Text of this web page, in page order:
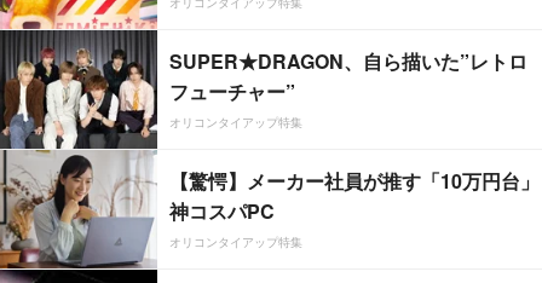
SUPER★DRAGON、自ら描いた”レトロ
フューチャー”
オリコンタイアップ特集
【驚愕】メーカー社員が推す「10万円台」
神コスパPC
オリコンタイアップ特集